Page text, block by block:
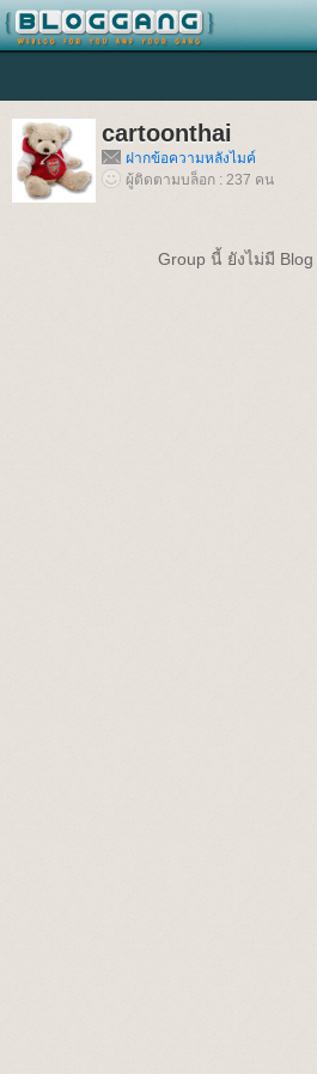
cartoonthai
ฝากข้อความหลังไมค์
ผู้ติดตามบล็อก : 237 คน
Group นี้ ยังไม่มี Blog